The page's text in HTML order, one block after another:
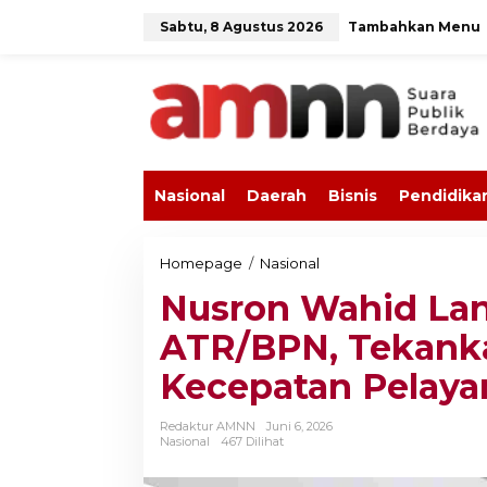
Sabtu, 8 Agustus 2026 Tambahkan Menu
Nasional Daerah Bisnis
Homepage / Nasional
s
r
n
W
a
h
L
Nusron Wahid
ATR/BPN,
Kecepatan
Redaktur AMNN
Juni 6, 2026
Nasional
467 Dilihat